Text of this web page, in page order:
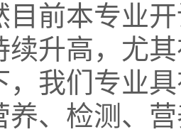
目前本专业
续升高，尤
，我们专业
养、检测、